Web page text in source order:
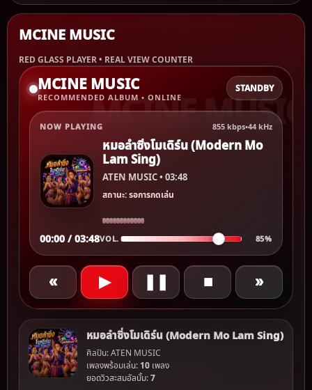
MCINE MUSIC
RED GLASS PLAYER • REAL VIEW COUNTER
MCINE MUSIC
RECOMMENDED ALBUM • ONLINE
STANDBY
NOW PLAYING 855 kbps•44 kHz
หมอลำซิ่งโมเดิร์น (Modern Mo
Lam Sing)
ATEN MUSIC • 03:48
สถานะ: รอการกดเล่น
00:00 / 03:48VOL. 85%
« ▶ ■ »
หมอลำซิ่งโมเดิร์น (Modern Mo Lam Sing)
ศิลปิน: ATEN MUSIC
เพลงพร้อมเล่น: 10 เพลง
ยอดวิวสะสมอัลบั้ม:7